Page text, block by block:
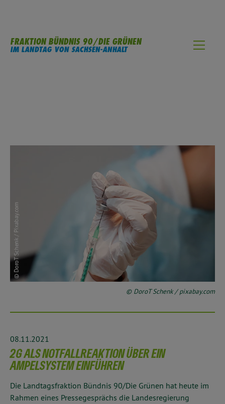
FRAKTION BÜNDNIS 90/DIE GRÜNEN
IM LANDTAG VON SACHSEN-ANHALT
© DoroT Schenk / pixabay.com
08.11.2021
2G ALS NOTFALLREAKTION ÜBER EIN
AMPELSYSTEM EINFÜHREN
Die Landtagsfraktion Bündnis 90/Die Grünen hat heute im
Rahmen eines Pressegesprächs die Landesregierung